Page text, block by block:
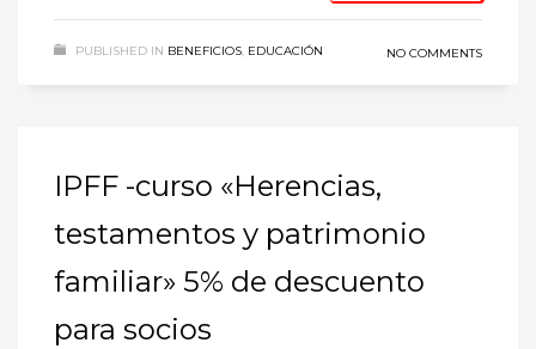
PUBLISHED IN BENEFICIOS, EDUCACIÓN NO COMMENTS
IPFF -curso «Herencias,
testamentos y patrimonio
familiar» 5% de descuento
para socios